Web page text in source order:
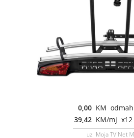
0,00 KM odmah
39,42 KM/mj x12
uz Moja TV Net M